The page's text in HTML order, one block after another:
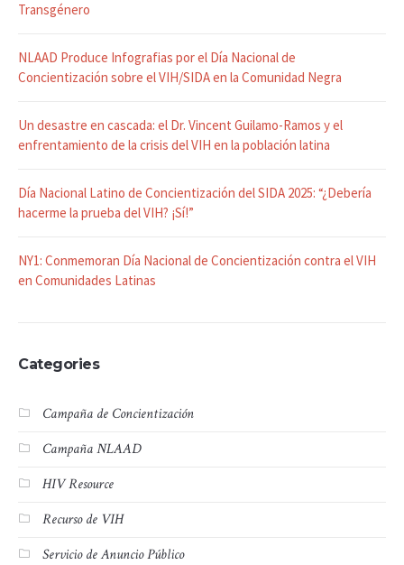
Transgénero
NLAAD Produce Infografias por el Día Nacional de
Concientización sobre el VIH/SIDA en la Comunidad Negra
Un desastre en cascada: el Dr. Vincent Guilamo-Ramos y el
enfrentamiento de la crisis del VIH en la población latina
Día Nacional Latino de Concientización del SIDA 2025: “¿Debería
hacerme la prueba del VIH? ¡Sí!”
NY1: Conmemoran Día Nacional de Concientización contra el VIH
en Comunidades Latinas
Categories
Campaña de Concientización
Campaña NLAAD
HIV Resource
Recurso de VIH
Servicio de Anuncio Público